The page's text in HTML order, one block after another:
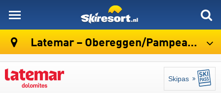
Latemar – Obereggen/​Pampeago/​Predazzo
Skipas